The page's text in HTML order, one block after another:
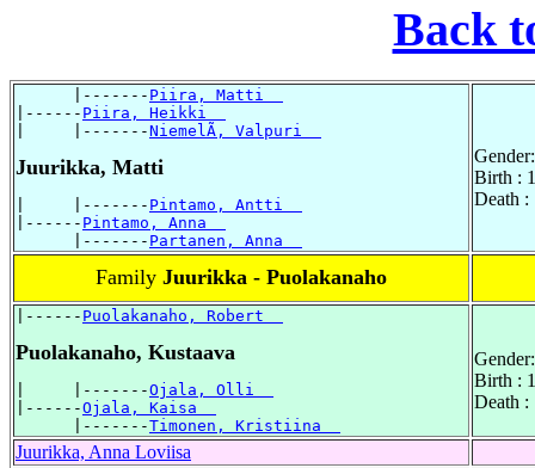
Back
      |-------
Piira, Matti
|------ Piira, Heikki
|     |-------NiemelÃ, Valpuri
Juurikka, Matti
|     |------- Pintamo, Antti
|------ Pintamo, Anna
      |-------
Partanen, Anna
Birth :
Death :
Family Juurikka - Puolakanaho
|------ Puolakanaho, Robert
Puolakanaho, Kustaava
|     |-------Ojala, Olli
|------Ojala, Kaisa
      |-------
Timonen, Kristiina
Birth :
Death :
Juurikka, Anna Loviisa